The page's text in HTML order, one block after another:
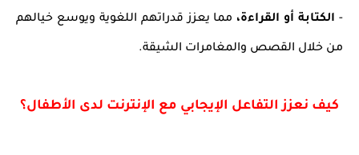
- الكتابة أو القراءة، مما يعزز قدراتهم اللغوية ويوسع خيالهم
من خلال القصص والمغامرات الشيقة.
كيف نعزز التفاعل الإيجابي مع الإنترنت لدى الأطفال؟